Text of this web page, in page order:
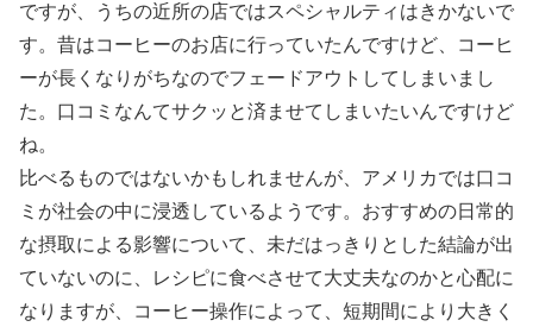
ですが、うちの近所の店ではスペシャルティはきかないで
す。昔はコーヒーのお店に行っていたんですけど、コーヒ
ーが長くなりがちなのでフェードアウトしてしまいまし
た。口コミなんてサクッと済ませてしまいたいんですけど
ね。
比べるものではないかもしれませんが、アメリカでは口コ
ミが社会の中に浸透しているようです。おすすめの日常的
な摂取による影響について、未だはっきりとした結論が出
ていないのに、レシピに食べさせて大丈夫なのかと心配に
なりますが、コーヒー操作によって、短期間により大きく